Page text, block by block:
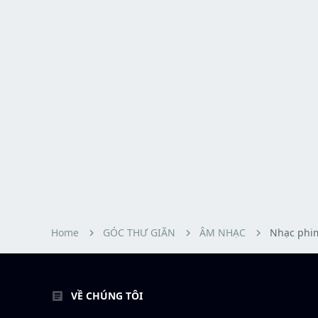
Home GÓC THƯ GIÃN ÂM NHẠC Nhạc
VỀ CHÚNG TÔI